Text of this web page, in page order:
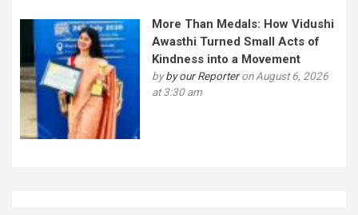
More Than Medals: How Vidushi
Awasthi Turned Small Acts of
Kindness into a Movement
byby our Reporteron August 6, 2026
at 3:30 am